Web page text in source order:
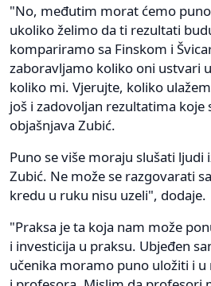
"No, međutim morat ćemo
ukoliko želimo da ti rezultati
kompariramo sa Finskom i
zaboravljamo koliko oni ustvari
koliko mi. Vjerujte, koliko
još i zadovoljan rezultatima koje
objašnjava Zubić.
Puno se više moraju slušati ljudi
Zubić. Ne može se razgovarati
kredu u ruku nisu uzeli", dodaje.
"Praksa je ta koja nam može
i investicija u praksu. Ubjeđen
učenika moramo puno uložiti i